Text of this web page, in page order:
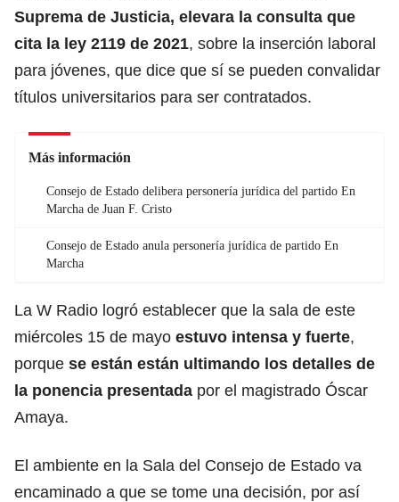
Suprema de Justicia, elevara la consulta que
cita la ley 2119 de 2021, sobre la inserción laboral
para jóvenes, que dice que sí se pueden convalidar
títulos universitarios para ser contratados.
Más información
Consejo de Estado delibera personería jurídica del partido En
Marcha de Juan F. Cristo
Consejo de Estado anula personería jurídica de partido En
Marcha
La W Radio logró establecer que la sala de este
miércoles 15 de mayo estuvo intensa y fuerte,
porque se están están ultimando los detalles de
la ponencia presentada por el magistrado Óscar
Amaya.
El ambiente en la Sala del Consejo de Estado va
encaminado a que se tome una decisión, por así